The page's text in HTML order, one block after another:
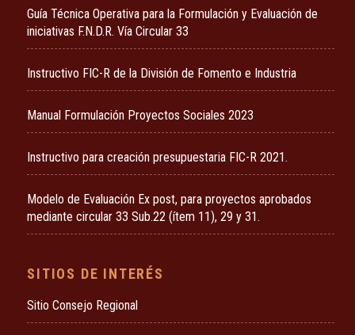
Guía Técnica Operativa para la Formulación y Evaluación de
iniciativas F.N.D.R. Vía Circular 33
Instructivo FIC-R de la División de Fomento e Industria
Manual Formulación Proyectos Sociales 2023
Instructivo para creación presupuestaria FIC-R 2021.
Modelo de Evaluación Ex post, para proyectos aprobados
mediante circular 33 Sub.22 (ítem 11), 29 y 31.
SITIOS DE INTERÉS
Sitio Consejo Regional